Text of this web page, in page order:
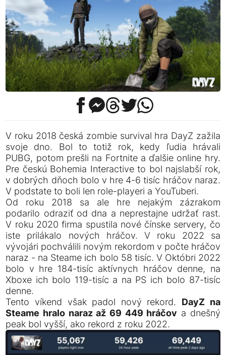
V roku 2018 česká zombie survival hra DayZ zažila
svoje dno. Bol to totiž rok, kedy ľudia hrávali
PUBG, potom prešli na Fortnite a ďalšie online hry.
Pre českú Bohemia Interactive to bol najslabší rok,
v dobrých dňoch bolo v hre 4-6 tisíc hráčov naraz.
V podstate to boli len role-playeri a YouTuberi.
Od roku 2018 sa ale hre nejakým zázrakom
podarilo odraziť od dna a neprestajne udržať rast.
V roku 2020 firma spustila nové čínske servery, čo
iste prilákalo nových hráčov. V roku 2022 sa
vývojári pochválili novým rekordom v počte hráčov
naraz - na Steame ich bolo 58 tisíc. V Októbri 2022
bolo v hre 184-tisíc aktívnych hráčov denne, na
Xboxe ich bolo 119-tisíc a na PS ich bolo 87-tisíc
denne.
Tento víkend však padol nový rekord. DayZ na
Steame hralo naraz až 69 449 hráčov a dnešný
peak bol vyšší, ako rekord z roku 2022.